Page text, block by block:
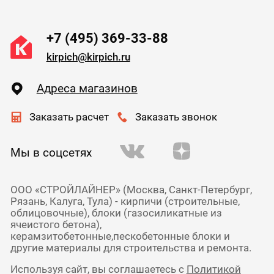
+7 (495) 369-33-88
kirpich@kirpich.ru
Адреса магазинов
Заказать расчет Заказать звонок
Мы в соцсетях
ООО «СТРОЙЛАЙНЕР» (Москва, Санкт-Петербург,
Рязань, Калуга, Тула) - кирпичи (строительные,
облицовочные), блоки (газосиликатные из
ячеистого бетона),
керамзитобетонные,пескобетонные блоки и
другие материалы для строительства и ремонта.
Используя сайт, вы соглашаетесь с Политикой